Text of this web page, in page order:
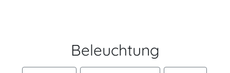
Beleuchtung